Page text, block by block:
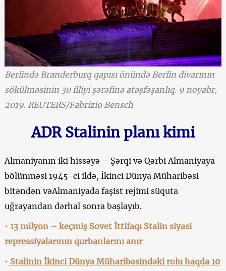
Berlində Branderburq qapısı önündə Berlin divarının
sökülməsinin 30 illiyi şərəfinə atəşfəşanlıq. 9 noyabr,
2019. REUTERS/Fabrizio Bensch
ADR Stalinin planı kimi
Almaniyanın iki hissəyə – Şərqi və Qərbi Almaniyaya
bölünməsi 1945-ci ildə, İkinci Dünya Müharibəsi
bitəndən vəAlmaniyada faşist rejimi süquta
uğrayandan dərhal sonra başlayıb.
• 13 milyon – keçmiş Sovet İttifaqı Stalin siyasi
repressiyalarının qurbanlarını anır
• Stalinin İkinci Dünya Müharibəsindəki rolu haqda 10